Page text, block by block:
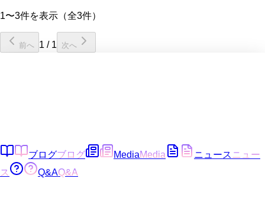
1〜3件を表示（全3件）
前へ 1 / 1 次へ
ブログブログ MediaMedia ニュース ニュー
ス
Q&AQ&A